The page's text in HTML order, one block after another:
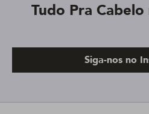
Tudo Pra
Siga-nos no